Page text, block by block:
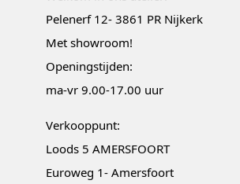
Pelenerf 12- 3861 PR Nijkerk
Met showroom!
Openingstijden:
ma-vr 9.00-17.00 uur
Verkooppunt:
Loods 5 AMERSFOORT
Euroweg 1- Amersfoort